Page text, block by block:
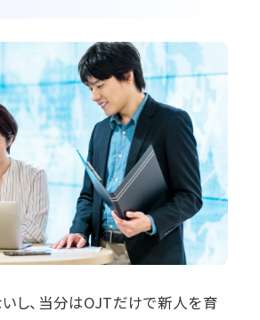
いし、当分はOJTだけで新人を育